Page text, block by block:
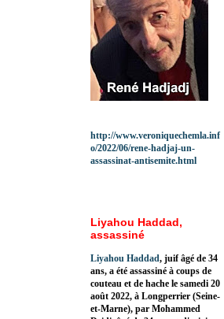
http://www.veroniquechemla.inf
o/2022/06/rene-hadjaj-un-
assassinat-antisemite.html
Liyahou Haddad,
assassiné
Liyahou Haddad, juif âgé de 34
ans, a été assassiné à coups de
couteau et de hache le samedi 20
août 2022, à Longperrier (Seine-
et-Marne), par Mohammed